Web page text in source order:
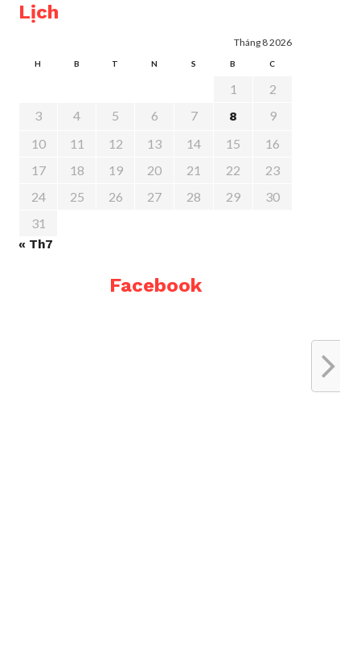
Lịch
Tháng 8 2026
H B T N S B C
1
2
3
4 5 6 7 8
9
10
11 12 13 14 15
16
17
18 19 20 21 22
23
24
25 26 27 28 29
30
31
« Th7
Facebook